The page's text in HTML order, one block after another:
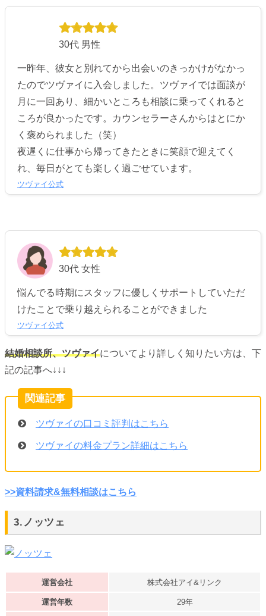
30代 男性
一昨年、彼女と別れてから出会いのきっかけがなかっ
たのでツヴァイに入会しました。ツヴァイでは面談が
月に一回あり、細かいところも相談に乗ってくれると
ころが良かったです。カウンセラーさんからはとにか
く褒められました（笑）
夜遅くに仕事から帰ってきたときに笑顔で迎えてく
れ、毎日がとても楽しく過ごせています。
ツヴァイ公式
30代 女性
悩んでる時期にスタッフに優しくサポートしていただ
けたことで乗り越えられることができました
ツヴァイ公式
結婚相談所、ツヴァイについてより詳しく知りたい方は、下
記の記事へ↓↓↓
ツヴァイの口コミ評判はこちら
ツヴァイの料金プラン詳細はこちら
>>資料請求&無料相談はこちら
3.ノッツェ
運営会社 株式会社アイ&リンク
運営年数 29年